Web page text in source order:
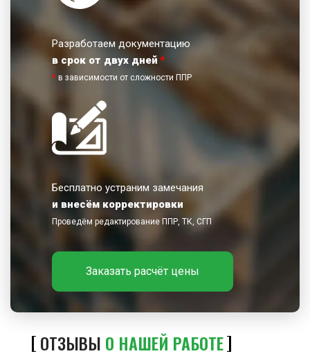
Разработаем документацию
в срок от двух дней *
* в зависимости от сложности ППР
Бесплатно устраним замечания
и внесём корректировки
Проведём редактирование ППР, ТК, СГП
Заказать расчёт цены
ОТЗЫВЫ О НАШЕЙ РАБОТЕ